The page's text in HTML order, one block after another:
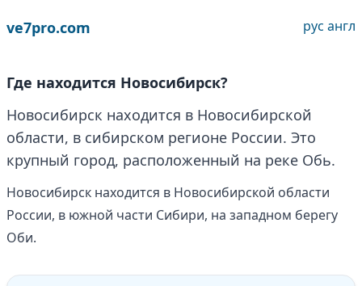
ve7pro.com рус англ
Где находится Новосибирск?
Новосибирск находится в Новосибирской
области, в сибирском регионе России. Это
крупный город, расположенный на реке Обь.
Новосибирск находится в Новосибирской области
России, в южной части Сибири, на западном берегу
Оби.